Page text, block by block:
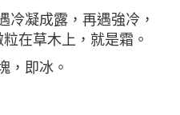
凝成露，再遇強冷，
在草木上，就是霜。
，即冰。